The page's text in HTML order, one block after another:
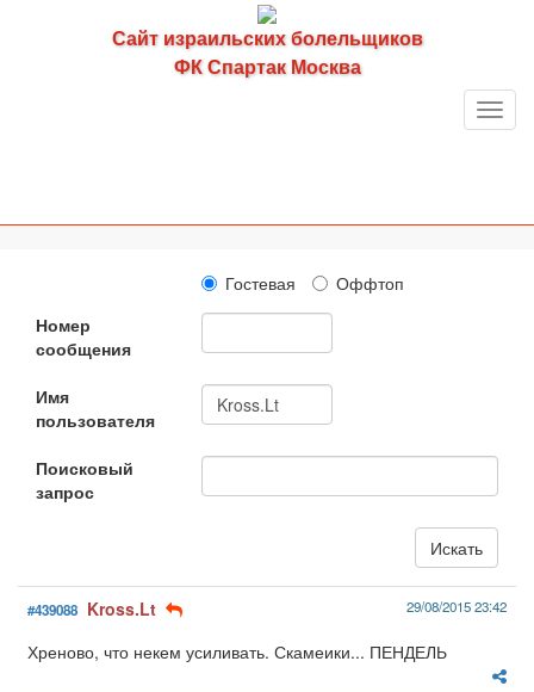
Сайт израильских болельщиков
ФК Спартак Москва
Гостевая
Оффтоп
Номер
сообщения
Имя
пользователя
Поисковый
запрос
#439088 Kross.Lt 29/08/2015 23:42
Хреново, что некем усиливать. Скамеики... ПЕНДЕЛЬ